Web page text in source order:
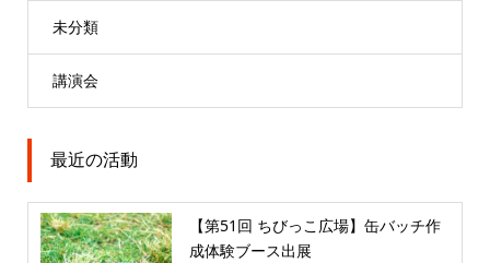
未分類
講演会
最近の活動
【第51回 ちびっこ広場】缶バッチ作
成体験ブース出展